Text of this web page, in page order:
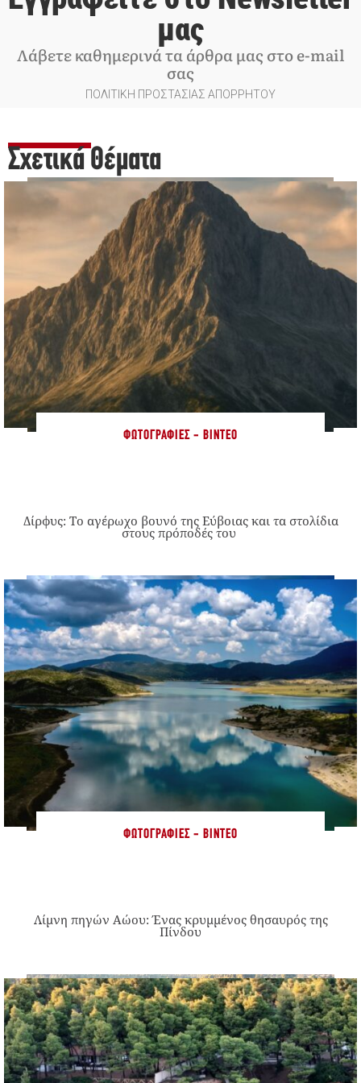
μας
Λάβετε καθημερινά τα άρθρα μας στο e-mail
σας
ΠΟΛΙΤΙΚΗ ΠΡΟΣΤΑΣΙΑΣ ΑΠΟΡΡΗΤΟΥ
Σχετικά Θέματα
ΦΩΤΟΓΡΑΦΊΕΣ - ΒΊΝΤΕΟ
Δίρφυς: Το αγέρωχο βουνό της Εύβοιας και τα στολίδια
στους πρόποδές του
ΦΩΤΟΓΡΑΦΊΕΣ - ΒΊΝΤΕΟ
Λίμνη πηγών Αώου: Ένας κρυμμένος θησαυρός της
Πίνδου